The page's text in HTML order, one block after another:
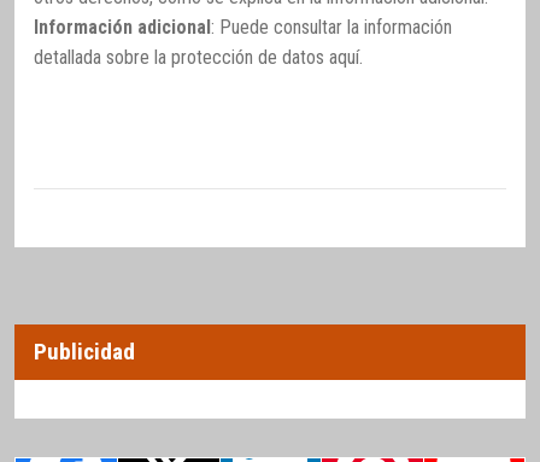
Información adicional : Puede consultar la información
detallada sobre la protección de datos aquí.
Publicidad